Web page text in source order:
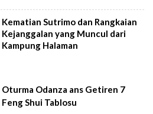
Kematian Sutrimo dan Rangkaian
Kejanggalan yang Muncul dari
Kampung Halaman
Oturma Odanza ans Getiren 7
Feng Shui Tablosu